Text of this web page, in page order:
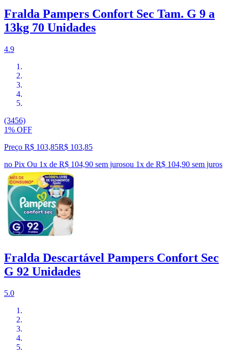
Fralda Pampers Confort Sec Tam. G 9 a
13kg 70 Unidades
4.9
(3456)
1% OFF
Preço R$ 103,85R$ 103,85
no Pix Ou 1x de R$ 104,90 sem jurosou 1x de R$ 104,90 sem juros
Fralda Descartável Pampers Confort Sec
G 92 Unidades
5.0